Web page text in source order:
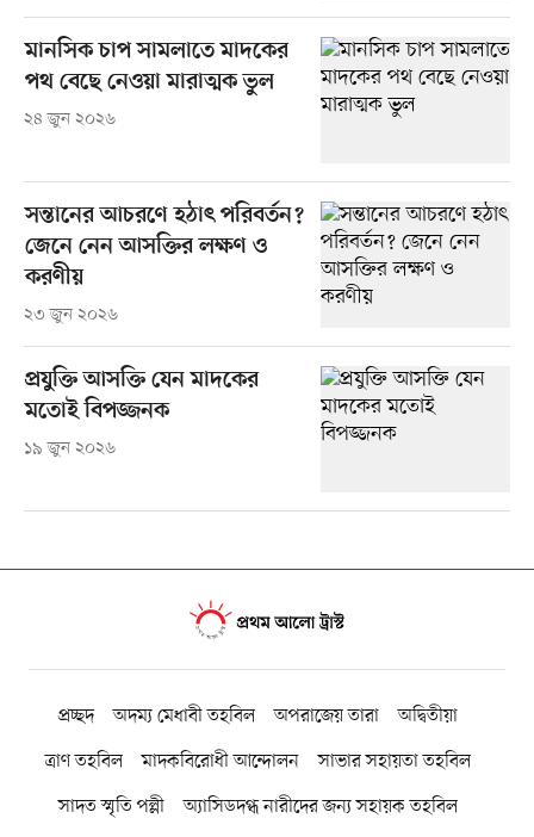
মানসিক চাপ সামলাতে মাদকের
পথ বেছে নেওয়া মারাত্মক ভুল
২৪ জুন ২০২৬
সন্তানের আচরণে হঠাৎ পরিবর্তন?
জেনে নেন আসক্তির লক্ষণ ও
করণীয়
২৩ জুন ২০২৬
প্রযুক্তি আসক্তি যেন মাদকের
মতোই বিপজ্জনক
১৯ জুন ২০২৬
প্রচ্ছদ অদম্য মেধাবী তহবিল অপরাজেয় তারা
অদ্বিতীয়া
ত্রাণ তহবিল
মাদকবিরোধী আন্দোলন
সাভার সহায়তা তহবিল
সাদত স্মৃতি পল্লী
অ্যাসিডদগ্ধ নারীদের জন্য সহায়ক তহবিল